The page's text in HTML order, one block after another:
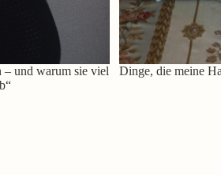
und warum sie viel
Dinge, die meine